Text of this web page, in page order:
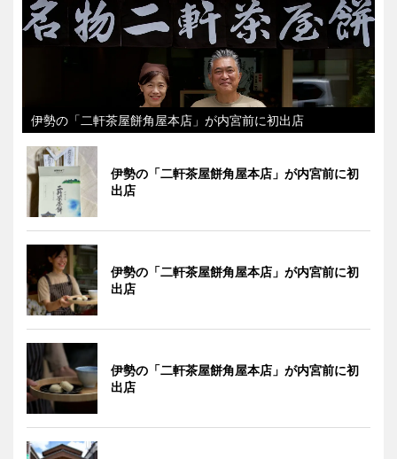
伊勢の「二軒茶屋餅角屋本店」が内宮前に初出店
伊勢の「二軒茶屋餅角屋本店」が内宮前に初
出店
伊勢の「二軒茶屋餅角屋本店」が内宮前に初
出店
伊勢の「二軒茶屋餅角屋本店」が内宮前に初
出店